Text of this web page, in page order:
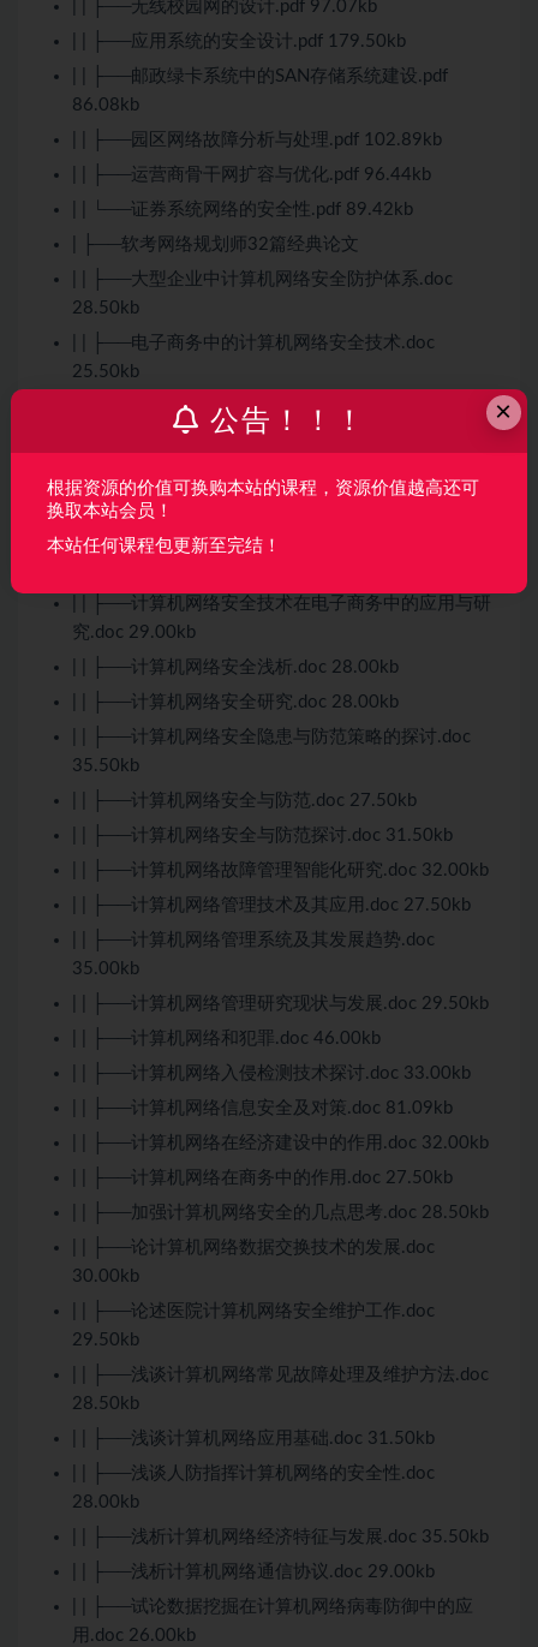
| | ├──无线校园网的设计.pdf 97.07kb
| | ├──应用系统的安全设计.pdf 179.50kb
| | ├──邮政绿卡系统中的SAN存储系统建设.pdf
86.08kb
| | ├──园区网络故障分析与处理.pdf 102.89kb
| | ├──运营商骨干网扩容与优化.pdf 96.44kb
| | └──证券系统网络的安全性.pdf 89.42kb
| ├──软考网络规划师32篇经典论文
| | ├──大型企业中计算机网络安全防护体系.doc
28.50kb
| | ├──电子商务中的计算机网络安全技术.doc
25.50kb
| | ├──关于计算机网络可靠性优化技术的探析.doc
| | ├──计算机网络安全的威胁因素及防范技术.doc
29.50kb
| | ├──计算机网络安全技术在电子商务中的应用与研
究.doc 29.00kb
| | ├──计算机网络安全浅析.doc 28.00kb
| | ├──计算机网络安全研究.doc 28.00kb
| | ├──计算机网络安全隐患与防范策略的探讨.doc
35.50kb
| | ├──计算机网络安全与防范.doc 27.50kb
| | ├──计算机网络安全与防范探讨.doc 31.50kb
| | ├──计算机网络故障管理智能化研究.doc 32.00kb
| | ├──计算机网络管理技术及其应用.doc 27.50kb
| | ├──计算机网络管理系统及其发展趋势.doc
35.00kb
| | ├──计算机网络管理研究现状与发展.doc 29.50kb
| | ├──计算机网络和犯罪.doc 46.00kb
| | ├──计算机网络入侵检测技术探讨.doc 33.00kb
| | ├──计算机网络信息安全及对策.doc 81.09kb
| | ├──计算机网络在经济建设中的作用.doc 32.00kb
| | ├──计算机网络在商务中的作用.doc 27.50kb
| | ├──加强计算机网络安全的几点思考.doc 28.50kb
| | ├──论计算机网络数据交换技术的发展.doc
30.00kb
| | ├──论述医院计算机网络安全维护工作.doc
29.50kb
| | ├──浅谈计算机网络常见故障处理及维护方法.doc
28.50kb
| | ├──浅谈计算机网络应用基础.doc 31.50kb
| | ├──浅谈人防指挥计算机网络的安全性.doc
28.00kb
| | ├──浅析计算机网络经济特征与发展.doc 35.50kb
| | ├──浅析计算机网络通信协议.doc 29.00kb
| | ├──试论数据挖掘在计算机网络病毒防御中的应
用.doc 26.00kb
×
公告！！！
根据资源的价值可换购本站的课程，资源价值越高还可
换取本站会员！
本站任何课程包更新至完结！